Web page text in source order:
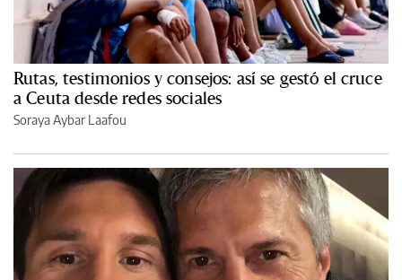
Rutas, testimonios y consejos: así se gestó el cruce
a Ceuta desde redes sociales
Soraya Aybar Laafou